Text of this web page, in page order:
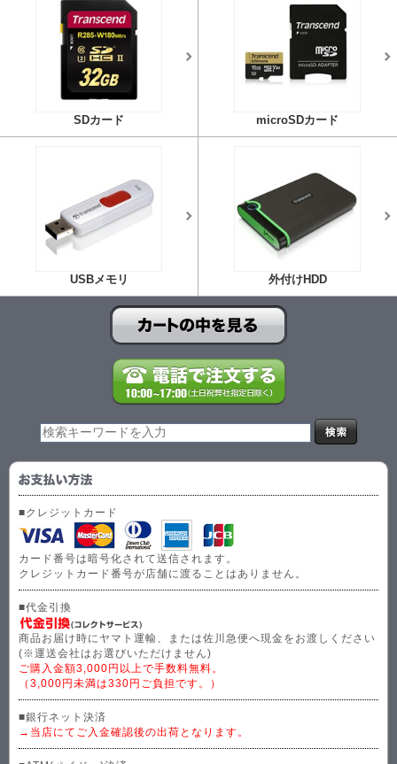
SDカード microSDカード
USBメモリ 外付けHDD
■クレジットカード
カード番号は暗号化されて送信されます。
クレジットカード番号が店舗に渡ることはありません。
■代金引換
商品お届け時にヤマト運輸、または佐川急便へ現金をお渡しください
(※運送会社はお選びいただけません)
ご購入金額3,000円以上で手数料無料。
（3,000円未満は330円ご負担です。）
■銀行ネット決済
→当店にてご入金確認後の出荷となります。